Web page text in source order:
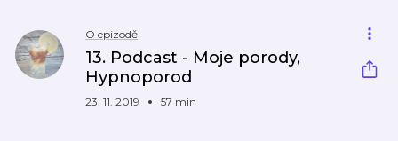
O epizodě
13. Podcast - Moje porody,
Hypnoporod
23. 11. 2019 57 min